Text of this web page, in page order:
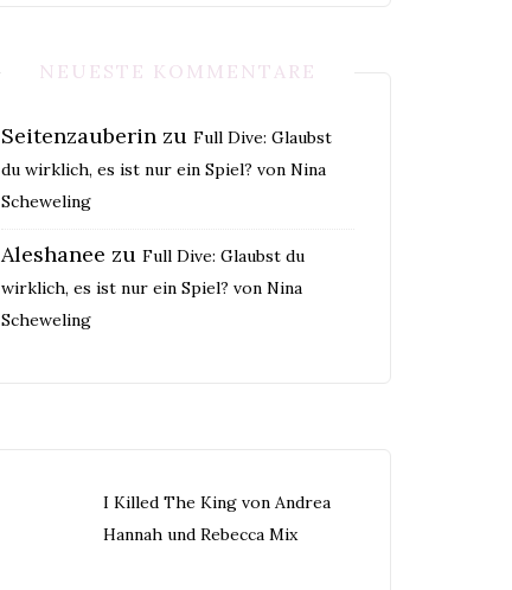
NEUESTE KOMMENTARE
Seitenzauberin zu Full Dive: Glaubst
du wirklich, es ist nur ein Spiel? von Nina
Scheweling
Aleshanee zu Full Dive: Glaubst du
wirklich, es ist nur ein Spiel? von Nina
Scheweling
I Killed The King von Andrea
Hannah und Rebecca Mix